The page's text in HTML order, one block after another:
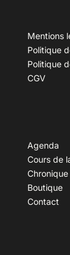
Mentions
Politique
Politique
CGV
Agenda
Cours de
Chronique
Boutique
Contact